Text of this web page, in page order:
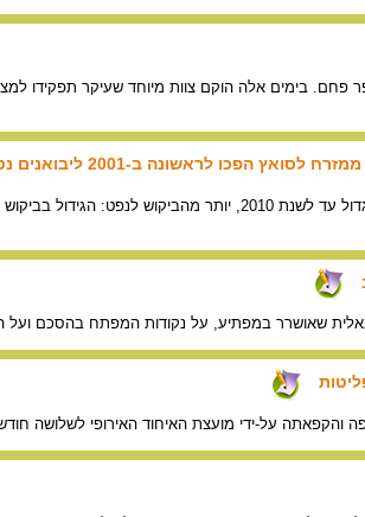
פחם. בימים אלה הוקם צוות מיוחד שעיקר תפקידו
הפכו לראשונה ב-2001 ליבואנים נטו
מידע על הביקוש לגפ"ם (גז פחמימני מעובה), שצפוי לגדול עד
שאושרר במפתיע, על נקודות המפתח בהסכם ועל
והקפאתה על-ידי מועצת האיחוד האירופי לשלושה